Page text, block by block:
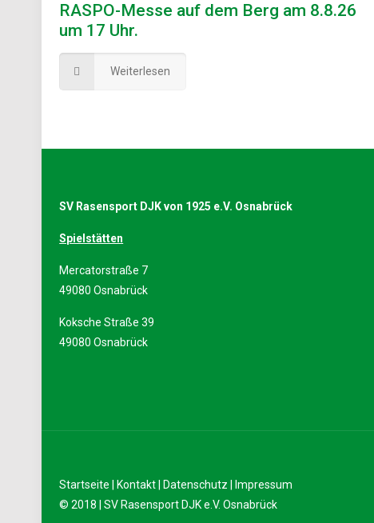
RASPO-Messe auf dem Berg am 8.8.26
um 17 Uhr.
Weiterlesen
SV Rasensport DJK von 1925 e.V. Osnabrück
Spielstätten
Mercatorstraße 7
49080 Osnabrück
Koksche Straße 39
49080 Osnabrück
Startseite Kontakt Datenschutz
Impressum
© 2018 | SV Rasensport DJK e.V. Osnabrück